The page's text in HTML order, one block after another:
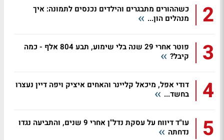
2
כשההורים מתבגרים והילדים נכנסים לתמונה: איך
מנהלים הון...
3
פוטר אחרי 29 שנה בלי שימוע, תבע 804 אלף - כמה
קיבל?
4
דודי אפל, מיכאל קליינר והאחים איציק ויפה דיין נעצרו
בחשד...
5
עו"ד דיווח על עסקת נדל"ן אחרי 9 שנים, והתביעה נגדו
נדחתה